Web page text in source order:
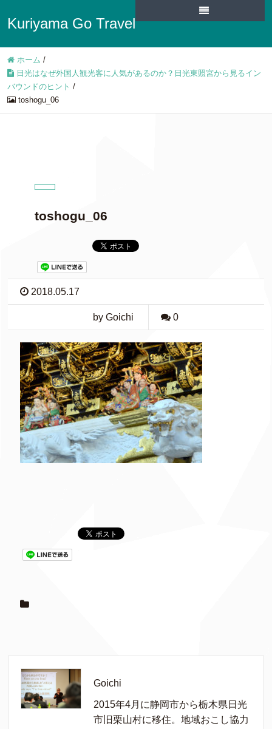
Kuriyama Go Travel
ホーム /
日光はなぜ外国人観光客に人気があるのか？日光東照宮から見るイン
バウンドのヒント /
toshogu_06
toshogu_06
2018.05.17
by Goichi 0
Goichi
2015年4月に静岡市から栃木県日光
市旧栗山村に移住。地域おこし協力